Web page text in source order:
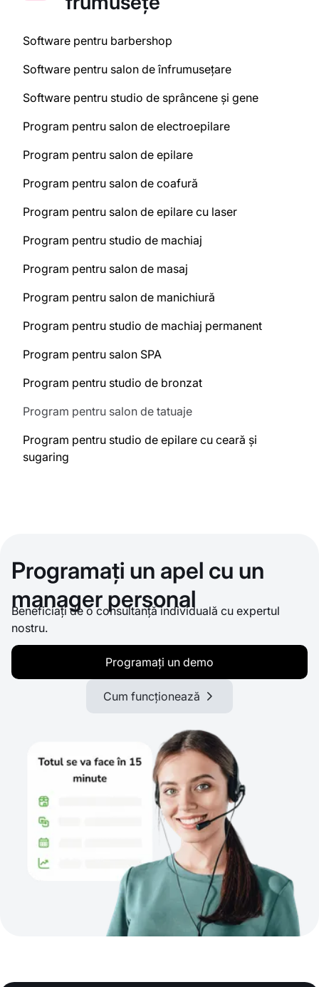
Software pentru barbershop
Software pentru salon de înfrumusețare
Software pentru studio de sprâncene și gene
Program pentru salon de electroepilare
Program pentru salon de epilare
Program pentru salon de coafură
Program pentru salon de epilare cu laser
Program pentru studio de machiaj
Program pentru salon de masaj
Program pentru salon de manichiură
Program pentru studio de machiaj permanent
Program pentru salon SPA
Program pentru studio de bronzat
Program pentru salon de tatuaje
Program pentru studio de epilare cu ceară și
sugaring
Programați un apel cu un
manager personal
Beneficiați de o consultanță individuală cu expertul
nostru.
Programați un demo
Cum funcționează